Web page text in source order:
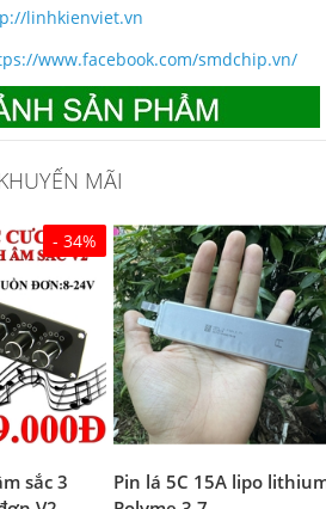
linhkienviet.vn
www.facebook.com/smdchip.vn/
MÃI
- 34%
sắc 3
Pin lá 5C 15A lipo